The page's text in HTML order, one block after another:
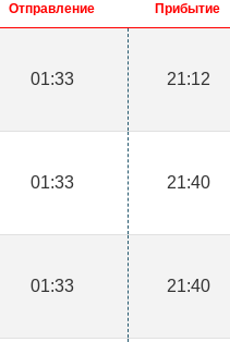
Отправление Прибытие
01:33 21:12
01:33 21:40
01:33 21:40